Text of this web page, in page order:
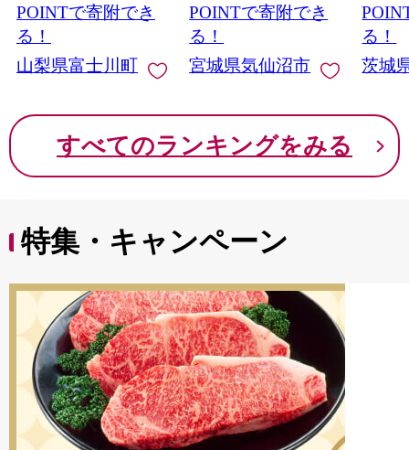
房） フルーツ 山梨県
産 果物 くだもの シャ
イン マスカット ぶど
う ブドウ 葡萄 大粒 種
9000円 九千円
POINTで寄附でき
る！
山梨県富士川町
当 支援 サーモン 銀鮭
切り身 魚 わけあり
POINTで寄附でき
る！
宮城県気仙沼市
茨城
と納
る！
茨城
すべてのランキングをみる
特集・キャンペーン